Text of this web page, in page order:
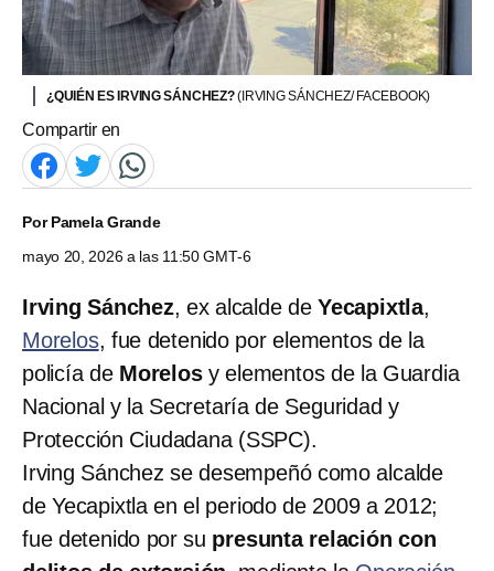
¿QUIÉN ES IRVING SÁNCHEZ?(IRVING SÁNCHEZ/ FACEBOOK)
Compartir en
PorPamela Grande
mayo 20, 2026 a las 11:50 GMT-6
Irving Sánchez, ex alcalde deYecapixtla,
Morelos, fue detenido por elementos de la
policía de Morelosy elementos de la Guardia
Nacional y la Secretaría de Seguridad y
Protección Ciudadana (SSPC).
Irving Sánchez se desempeñó como alcalde
de Yecapixtla en el periodo de 2009 a 2012;
fue detenido por su presunta relación con